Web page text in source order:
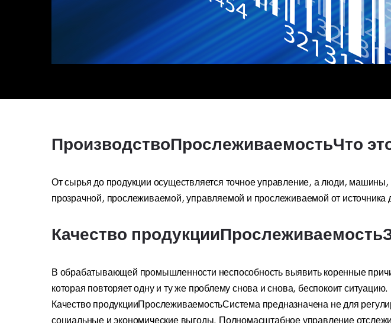
ПроизводствоПрослеживаемостьЧто
От сырья до продукции осуществляется точное управление, а люди,
прозрачной, прослеживаемой, управляемой и прослеживаемой от источника
Качество
В обрабатывающей промышленности неспособность выявить коренные
которая повторяет одну и ту же проблему снова и снова, беспокоит
Качество продукцииПрослеживаемостьСистема предназначена не для